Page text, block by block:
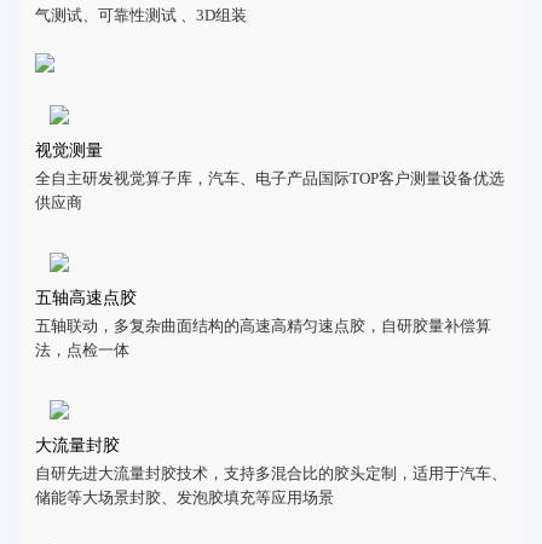
气测试、可靠性测试 、3D组装
视觉测量
全自主研发视觉算子库，汽车、电子产品国际TOP客户测量设备优选
供应商
五轴高速点胶
五轴联动，多复杂曲面结构的高速高精匀速点胶，自研胶量补偿算
法，点检一体
大流量封胶
自研先进大流量封胶技术，支持多混合比的胶头定制，适用于汽车、
储能等大场景封胶、发泡胶填充等应用场景